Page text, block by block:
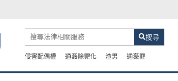
搜尋
侵害配偶權 通姦除罪化 渣男 通姦罪